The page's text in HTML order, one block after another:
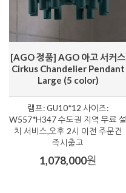
[AGO 정품] AGO 아고 서커스
Cirkus Chandelier Pendant
Large (5 color)
램프: GU10*12 사이즈:
W557*H347 수도권 지역 무료 설
치 서비스,오후 2시 이전 주문건
즉시출고
1,078,000원